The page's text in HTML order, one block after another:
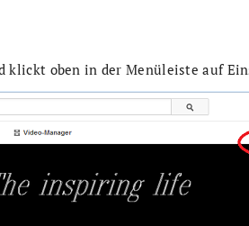
klickt oben in der Menüleiste auf